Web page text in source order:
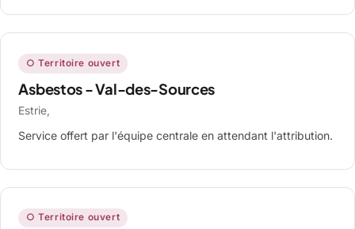
○ Territoire ouvert
Asbestos - Val-des-Sources
Estrie,
Service offert par l'équipe centrale en attendant l'attribution.
○ Territoire ouvert